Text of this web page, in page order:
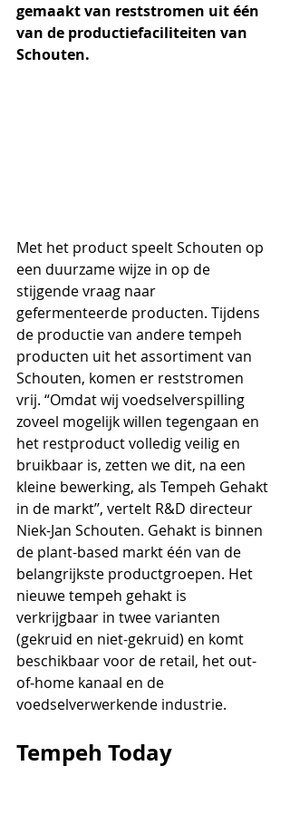
gemaakt van reststromen uit één
van de productiefaciliteiten van
Schouten.
Met het product speelt Schouten op
een duurzame wijze in op de
stijgende vraag naar
gefermenteerde producten. Tijdens
de productie van andere tempeh
producten uit het assortiment van
Schouten, komen er reststromen
vrij. “Omdat wij voedselverspilling
zoveel mogelijk willen tegengaan en
het restproduct volledig veilig en
bruikbaar is, zetten we dit, na een
kleine bewerking, als Tempeh Gehakt
in de markt’’, vertelt R&D directeur
Niek-Jan Schouten. Gehakt is binnen
de plant-based markt één van de
belangrijkste productgroepen. Het
nieuwe tempeh gehakt is
verkrijgbaar in twee varianten
(gekruid en niet-gekruid) en komt
beschikbaar voor de retail, het out-
of-home kanaal en de
voedselverwerkende industrie.
Tempeh Today